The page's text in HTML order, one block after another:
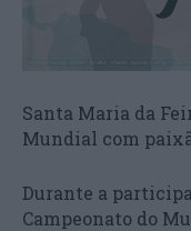
Santa Maria da
Mundial com
Durante a
Campeonato do